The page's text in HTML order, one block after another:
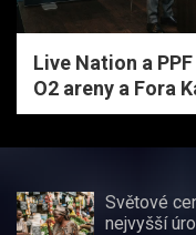
Live Nation a
O2 areny a Fora
Světové
nejvyšší